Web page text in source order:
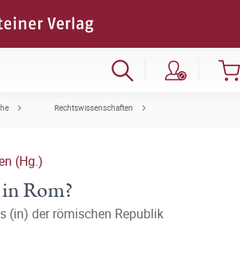
Rechtswissenschaften
(Hg.)
Rom?
(in) der römischen Republik